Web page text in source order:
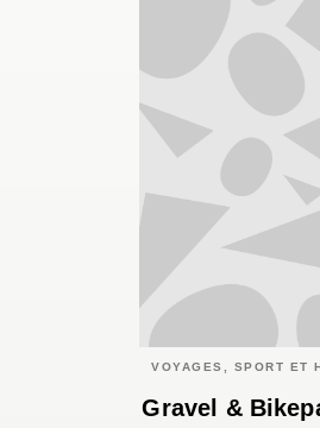
VOYAGES, SPORT ET
Gravel &